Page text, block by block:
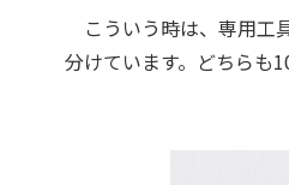
こういう時は、専用工
分けています。どちらも